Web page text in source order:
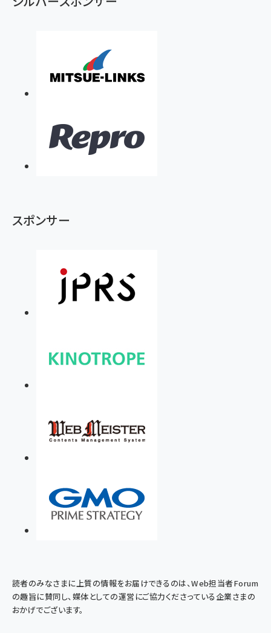
スポンサー
読者のみなさまに上質の情報をお届けできるのは、Web担当者Forum
の趣旨に賛同し、媒体としての運営にご協力くださっている企業さまの
おかげでございます。